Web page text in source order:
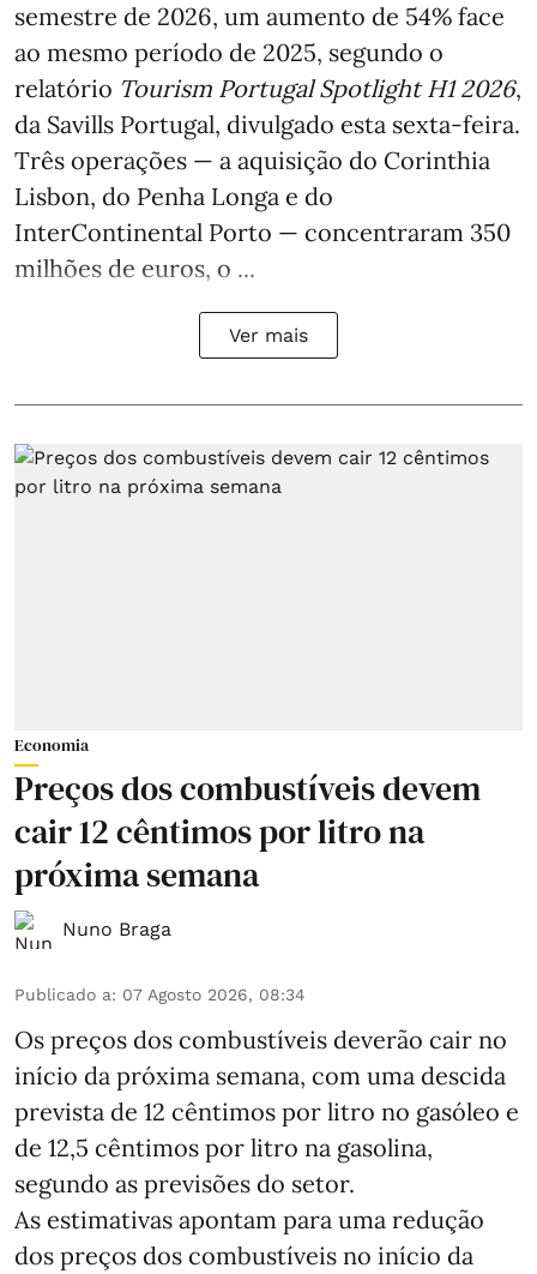
semestre de 2026, um aumento de 54% face
ao mesmo período de 2025, segundo o
relatório Tourism Portugal Spotlight H1 2026,
da Savills Portugal, divulgado esta sexta-feira.
Três operações — a aquisição do Corinthia
Lisbon, do Penha Longa e do
InterContinental Porto — concentraram 350
milhões de euros, o ...
Ver mais
Economia
Preços dos combustíveis devem
cair 12 cêntimos por litro na
próxima semana
Nuno Braga
Publicado a: 07 Agosto 2026, 08:34
Os preços dos combustíveis deverão cair no
início da próxima semana, com uma descida
prevista de 12 cêntimos por litro no gasóleo e
de 12,5 cêntimos por litro na gasolina,
segundo as previsões do setor.
As estimativas apontam para uma redução
dos preços dos combustíveis no início da